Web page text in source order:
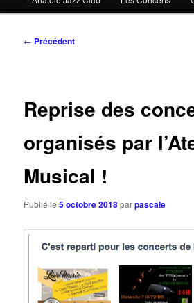
Navigation
← Précédent
Reprise des
organisés par
Musical !
Publié le5 octobre 2018parpascale